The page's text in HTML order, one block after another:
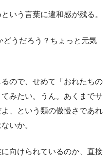
いう言葉に違和感が残る。
どうだろう？ちょっと元気
ので、せめて「おれたちの
みたい。うん。あくまでサ
、という類の傲慢さであれ
いか。
向けられているのか、直接